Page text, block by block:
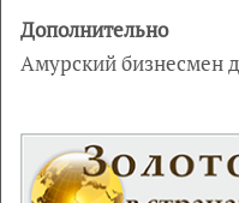
Дополнительно
Амурский бизнесмен